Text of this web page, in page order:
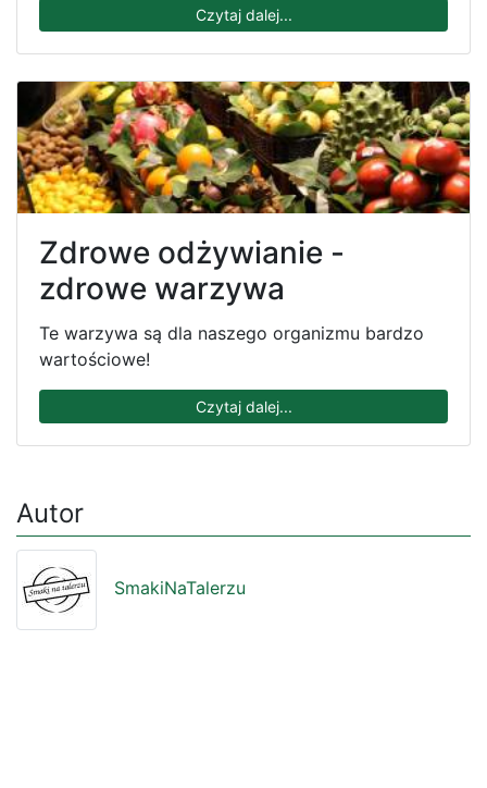
Czytaj dalej...
Zdrowe odżywianie -
zdrowe warzywa
Te warzywa są dla naszego organizmu bardzo
wartościowe!
Czytaj dalej...
Autor
SmakiNaTalerzu